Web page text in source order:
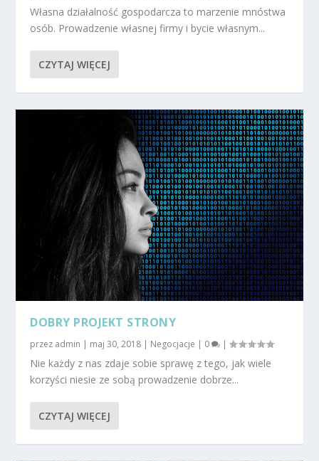
Własna działalność gospodarcza to marzenie mnóstwa
osób. Prowadzenie własnej firmy i bycie własnym...
CZYTAJ WIĘCEJ
DOBRY PROJEKT STRONY
przez admin | maj 30, 2018 | Negocjacje | 0 |
Nie każdy z nas zdaje sobie sprawę z tego, jak wiele
korzyści niesie ze sobą prowadzenie dobrze...
CZYTAJ WIĘCEJ